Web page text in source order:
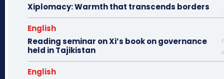
Xiplomacy: Warmth that transcends borders
English
Reading seminar on Xi’s book on governance
held in Tajikistan
English